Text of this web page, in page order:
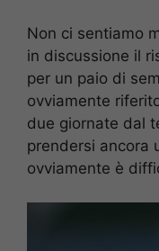
Non ci sentiamo
in discussione il
per un paio di
ovviamente
due giornate dal
prendersi ancora
ovviamente è